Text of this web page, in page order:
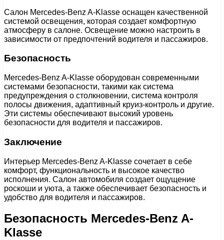
Салон Mercedes-Benz A-Klasse оснащен качественной
системой освещения, которая создает комфортную
атмосферу в салоне. Освещение можно настроить в
зависимости от предпочтений водителя и пассажиров.
Безопасность
Mercedes-Benz A-Klasse оборудован современными
системами безопасности, такими как система
предупреждения о столкновении, система контроля
полосы движения, адаптивный круиз-контроль и другие.
Эти системы обеспечивают высокий уровень
безопасности для водителя и пассажиров.
Заключение
Интерьер Mercedes-Benz A-Klasse сочетает в себе
комфорт, функциональность и высокое качество
исполнения. Салон автомобиля создает ощущение
роскоши и уюта, а также обеспечивает безопасность и
удобство для водителя и пассажиров.
Безопасность Mercedes-Benz A-
Klasse